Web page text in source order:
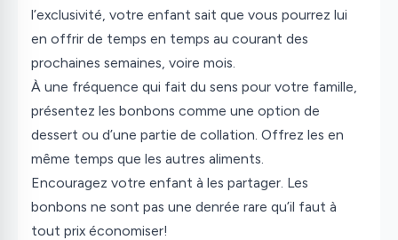
l’exclusivité, votre enfant sait que vous pourrez lui
en offrir de temps en temps au courant des
prochaines semaines, voire mois.
À une fréquence qui fait du sens pour votre famille,
présentez les bonbons comme une option de
dessert ou d’une partie de collation. Offrez les en
même temps que les autres aliments.
Encouragez votre enfant à les partager. Les
bonbons ne sont pas une denrée rare qu’il faut à
tout prix économiser!